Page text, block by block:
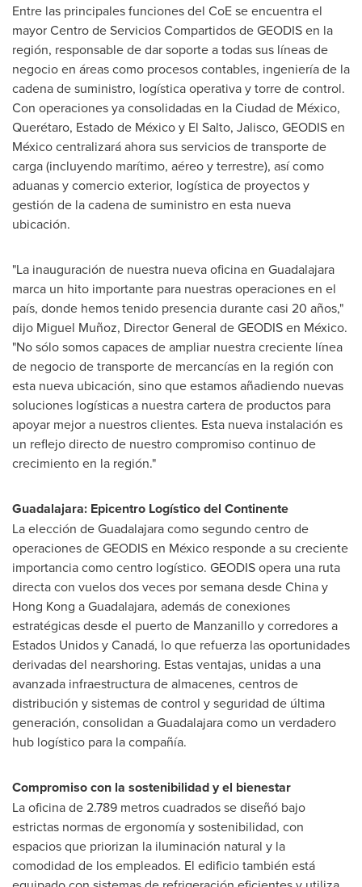
Entre las principales funciones del CoE se encuentra el
mayor Centro de Servicios Compartidos de GEODIS en la
región, responsable de dar soporte a todas sus líneas de
negocio en áreas como procesos contables, ingeniería de la
cadena de suministro, logística operativa y torre de control.
Con operaciones ya consolidadas en la Ciudad de México,
Querétaro, Estado de México y El Salto, Jalisco, GEODIS en
México centralizará ahora sus servicios de transporte de
carga (incluyendo marítimo, aéreo y terrestre), así como
aduanas y comercio exterior, logística de proyectos y
gestión de la cadena de suministro en esta nueva
ubicación.
"La inauguración de nuestra nueva oficina en Guadalajara
marca un hito importante para nuestras operaciones en el
país, donde hemos tenido presencia durante casi 20 años,"
dijo Miguel Muñoz, Director General de GEODIS en México.
"No sólo somos capaces de ampliar nuestra creciente línea
de negocio de transporte de mercancías en la región con
esta nueva ubicación, sino que estamos añadiendo nuevas
soluciones logísticas a nuestra cartera de productos para
apoyar mejor a nuestros clientes. Esta nueva instalación es
un reflejo directo de nuestro compromiso continuo de
crecimiento en la región."
Guadalajara: Epicentro Logístico del Continente
La elección deGuadalajaracomo segundo centro de
operaciones de GEODIS en México responde a su creciente
importancia como centro logístico. GEODIS opera una ruta
directa con vuelos dos veces por semana desdeChinay
Hong Kong aGuadalajara, además de conexiones
estratégicas desde el puerto de Manzanilloy corredores a
Estados Unidos y Canadá, lo que refuerza las oportunidades
derivadas del nearshoring. Estas ventajas, unidas a una
avanzada infraestructura de almacenes, centros de
distribución y sistemas de control y seguridad de última
generación, consolidan aGuadalajaracomo un verdadero
hub logístico para la compañía.
Compromiso con la sostenibilidad y el bienestar
La oficina de 2.789 metros cuadrados se diseñó bajo
estrictas normas de ergonomía y sostenibilidad, con
espacios que priorizan la iluminación natural y la
comodidad de los empleados. El edificio también está